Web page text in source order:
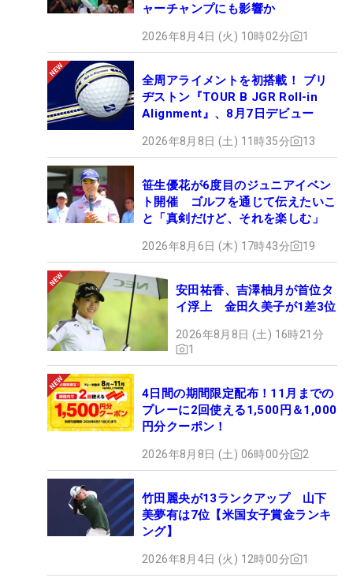
ャーチャンプにも影響か
2026年8月4日 (火) 10時02分 1
全周アライメントを初搭載！ ブリ
ヂストン『TOUR B JGR Roll-in
Alignment』、8月7日デビュー
2026年8月8日 (土) 11時35分 13
笹生優花が6度目のジュニアイベン
ト開催 ゴルフを通じて伝えたいこ
と「真剣だけど、それを楽しむ」
2026年8月6日 (木) 17時43分 19
安田祐香、吉澤柚月が首位タ
イ浮上 金田久美子が1差3位
2026年8月8日 (土) 16時21分
1
4日間の期間限定配布！11月までの
プレーに2回使える1,500円＆1,000
円分クーポン！
2026年8月8日 (土) 06時00分 2
竹田麗央が13ランクアップ 山下
美夢有は7位【米国女子賞金ランキ
ング】
2026年8月4日 (火) 12時00分 1